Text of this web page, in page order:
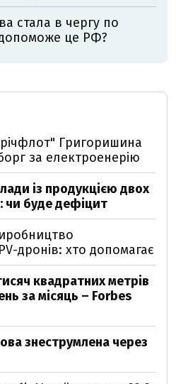
стала в чергу по
допоможе це РФ?
Григоришина
за електроенерію
із продукцією двох
чи буде дефіцит
дронів: хто допомагає
квадратних метрів
за місяць – Forbes
знеструмлена через